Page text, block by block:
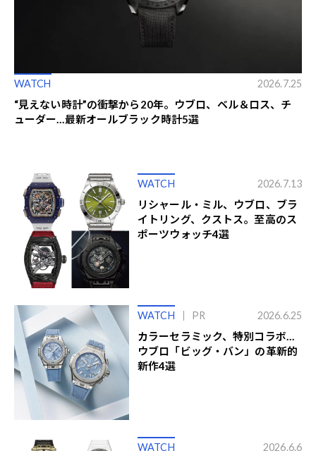
WATCH 2026.7.25
“見えない時計”の衝撃から20年。ウブロ、ベル＆ロス、チ
ューダー…最新オールブラック時計5選
WATCH 2026.7.13
リシャール・ミル、ウブロ、ブラ
イトリング、クストス。至高のス
ポーツウォッチ4選
WATCH PR 2026.6.25
カラーセラミック、特別コラボ…
ウブロ「ビッグ・バン」の革新的
新作4選
WATCH 2026.6.6